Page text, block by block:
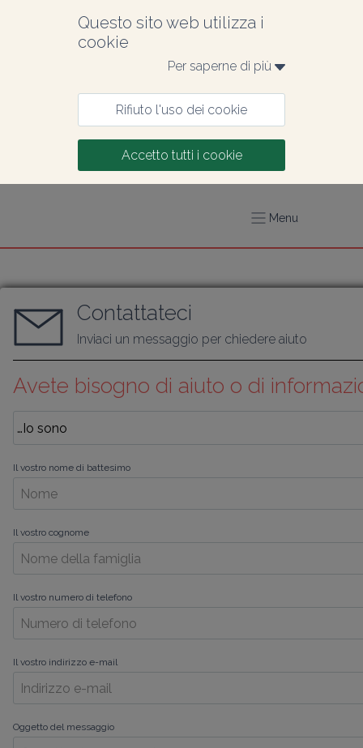
Questo sito web utilizza i
cookie
Per saperne di più
Rifiuto l'uso dei cookie
Accetto tutti i cookie
Menu
Contattateci
Inviaci un messaggio per chiedere aiuto
Avete bisogno di aiuto o di
Il vostro nome di battesimo
Il vostro cognome
Il vostro numero di telefono
Il vostro indirizzo e-mail
Oggetto del messaggio